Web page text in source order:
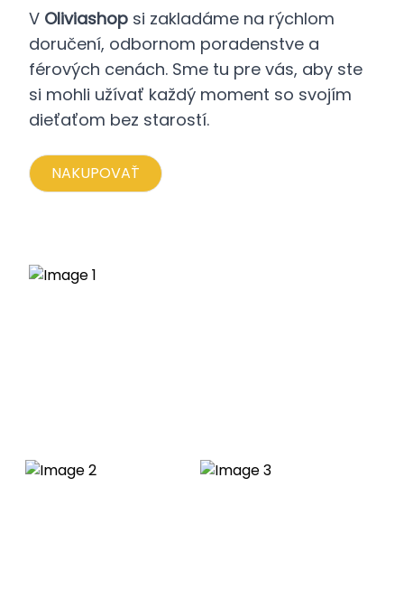
V Oliviashop si zakladáme na rýchlom
doručení, odbornom poradenstve a
férových cenách. Sme tu pre vás, aby ste
si mohli užívať každý moment so svojím
dieťaťom bez starostí.
NAKUPOVAŤ